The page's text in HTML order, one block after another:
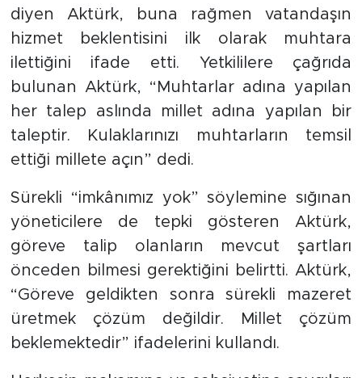
diyen Aktürk, buna rağmen vatandaşın
hizmet beklentisini ilk olarak muhtara
ilettiğini ifade etti. Yetkililere çağrıda
bulunan Aktürk, “Muhtarlar adına yapılan
her talep aslında millet adına yapılan bir
taleptir. Kulaklarınızı muhtarların temsil
ettiği millete açın” dedi.
Sürekli “imkânımız yok” söylemine sığınan
yöneticilere de tepki gösteren Aktürk,
göreve talip olanların mevcut şartları
önceden bilmesi gerektiğini belirtti. Aktürk,
“Göreve geldikten sonra sürekli mazeret
üretmek çözüm değildir. Millet çözüm
beklemektedir” ifadelerini kullandı.